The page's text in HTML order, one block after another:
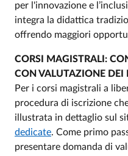
per l'innovazione e
integra la didattica
offrendo maggiori
CORSI MAGISTRALI:
CON VALUTAZIONE DEI
Per i corsi magistrali a
procedura di iscrizione
illustrata in dettaglio sul
dedicate. Come primo
presentare domanda di